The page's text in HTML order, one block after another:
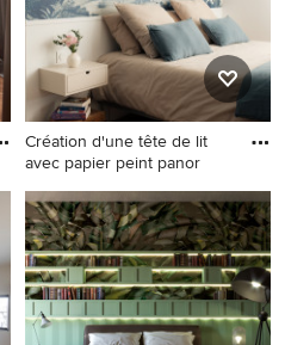
Création d'une tête de lit
avec papier peint panor
Kleines Skandinavisches
Hauptschlafzimmer mit
blauer Wandfarbe, dunklem
Holzboden und
Tapetenwänden in Paris